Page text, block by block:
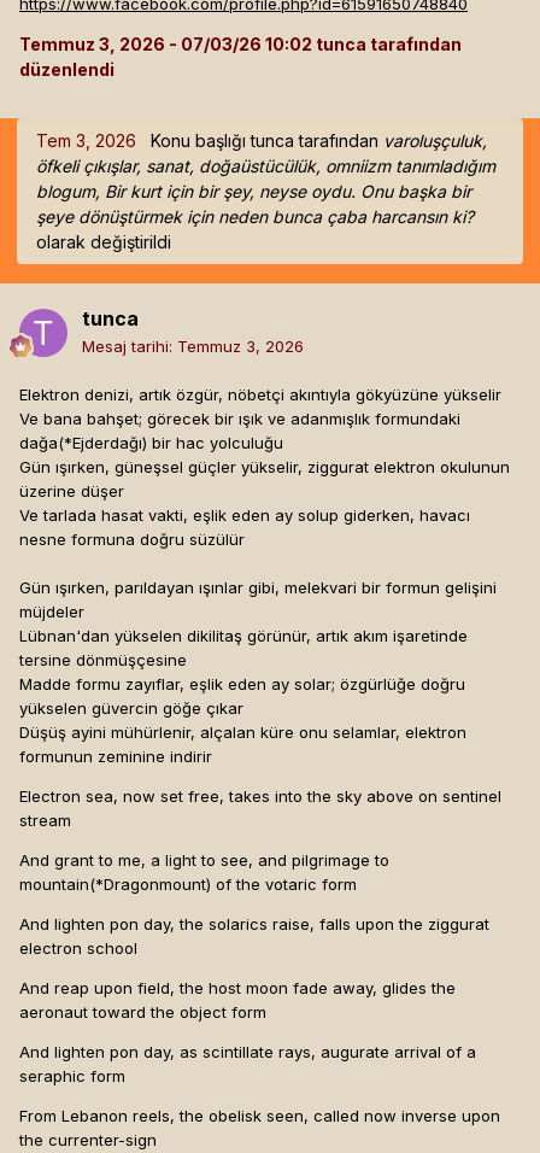
https://www.facebook.com/profile.php?id=61591650748840
Temmuz 3, 2026
tunca tarafından
düzenlendi
Tem 3, 2026 Konu başlığıtunca tarafından varoluşçuluk,
öfkeli çıkışlar, sanat, doğaüstücülük, omniizm tanımladığım
blogum, Bir kurt için bir şey, neyse oydu. Onu başka bir
şeye dönüştürmek için neden bunca çaba harcansın ki?
olarak değiştirildi
tunca
Mesaj tarihi: Temmuz 3, 2026
Elektron denizi, artık özgür, nöbetçi akıntıyla gökyüzüne yükselir
Ve bana bahşet; görecek bir ışık ve adanmışlık formundaki
dağa(*Ejderdağı) bir hac yolculuğu
Gün ışırken, güneşsel güçler yükselir, ziggurat elektron okulunun
üzerine düşer
Ve tarlada hasat vakti, eşlik eden ay solup giderken, havacı
nesne formuna doğru süzülür
Gün ışırken, parıldayan ışınlar gibi, melekvari bir formun gelişini
müjdeler
Lübnan'dan yükselen dikilitaş görünür, artık akım işaretinde
tersine dönmüşçesine
Madde formu zayıflar, eşlik eden ay solar; özgürlüğe doğru
yükselen güvercin göğe çıkar
Düşüş ayini mühürlenir, alçalan küre onu selamlar, elektron
formunun zeminine indirir
Electron sea, now set free, takes into the sky above on sentinel
stream
And grant to me, a light to see, and pilgrimage to
mountain(*Dragonmount) of the votaric form
And lighten pon day, the solarics raise, falls upon the ziggurat
electron school
And reap upon field, the host moon fade away, glides the
aeronaut toward the object form
And lighten pon day, as scintillate rays, augurate arrival of a
seraphic form
From Lebanon reels, the obelisk seen, called now inverse upon
the currenter-sign